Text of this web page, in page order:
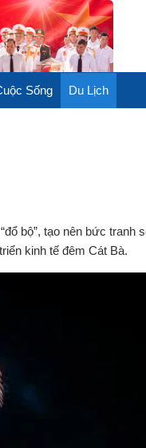
Sống Du Lịch
bộ”, tạo nên bức tranh
kinh tế đêm Cát Bà.